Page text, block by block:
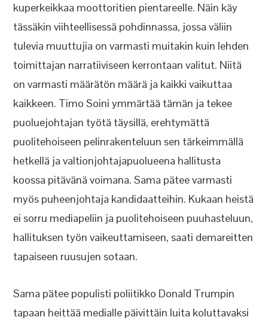
kuperkeikkaa moottoritien pientareelle. Näin käy
tässäkin viihteellisessä pohdinnassa, jossa väliin
tulevia muuttujia on varmasti muitakin kuin lehden
toimittajan narratiiviseen kerrontaan valitut. Niitä
on varmasti määrätön määrä ja kaikki vaikuttaa
kaikkeen. Timo Soini ymmärtää tämän ja tekee
puoluejohtajan työtä täysillä, erehtymättä
puolitehoiseen pelinrakenteluun sen tärkeimmällä
hetkellä ja valtionjohtajapuolueena hallitusta
koossa pitävänä voimana. Sama pätee varmasti
myös puheenjohtaja kandidaatteihin. Kukaan heistä
ei sorru mediapeliin ja puolitehoiseen puuhasteluun,
hallituksen työn vaikeuttamiseen, saati demareitten
tapaiseen ruusujen sotaan.
Sama pätee populisti poliitikko Donald Trumpin
tapaan heittää medialle päivittäin luita koluttavaksi